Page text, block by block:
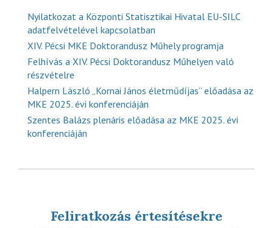
Nyilatkozat a Központi Statisztikai Hivatal EU-SILC
adatfelvételével kapcsolatban
XIV. Pécsi MKE Doktorandusz Műhely programja
Felhívás a XIV. Pécsi Doktorandusz Műhelyen való
részvételre
Halpern László „Kornai János életműdíjas” előadása az
MKE 2025. évi konferenciáján
Szentes Balázs plenáris előadása az MKE 2025. évi
konferenciáján
Feliratkozás értesítésekre